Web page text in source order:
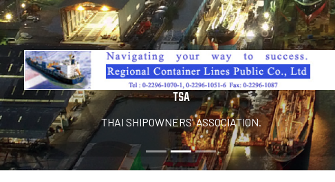
TSA
THAI SHIPOWNERS' ASSOCIATION.